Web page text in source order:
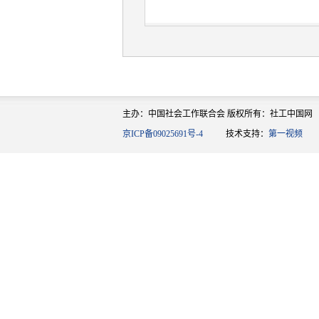
主办：中国社会工作联合会 版权所有：社工中国网
京ICP备09025691号-4 技术支持： 第一视频